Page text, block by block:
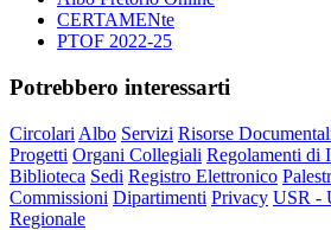
CERTAMENte
PTOF 2022-25
Potrebbero interessarti
Circolari Albo Servizi Risorse
Progetti Organi Collegiali Regolamenti di
Biblioteca Sedi Registro Elettronico
Commissioni Dipartimenti Privacy USR -
Regionale